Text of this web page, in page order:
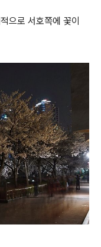
으로 서호쪽에 꽃이